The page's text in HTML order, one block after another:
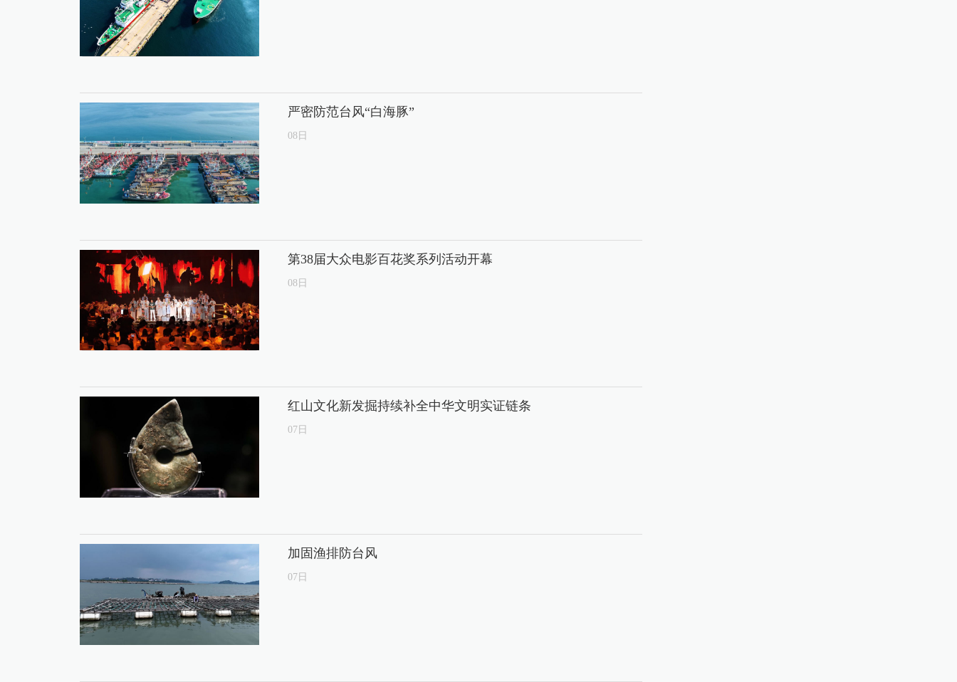
严密防范台风“白海豚”
08日
第38届大众电影百花奖系列活动开幕
08日
红山文化新发掘持续补全中华文明实证链条
07日
加固渔排防台风
07日